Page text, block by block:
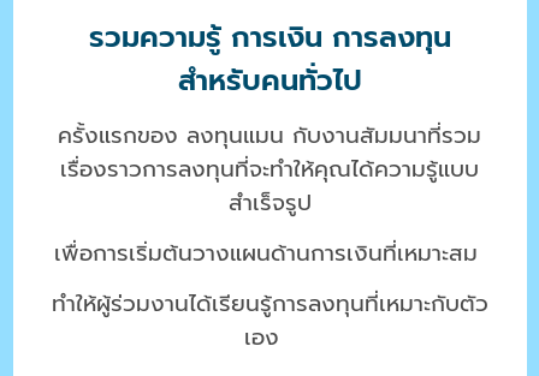
รวมความรู้ การเงิน การลงทุน
สำหรับคนทั่วไป
ครั้งแรกของ ลงทุนแมน กับงานสัมมนาที่รวม
เรื่องราวการลงทุนที่จะทำให้คุณได้ความรู้แบบ
สำเร็จรูป
เพื่อการเริ่มต้นวางแผนด้านการเงินที่เหมาะสม
ทำให้ผู้ร่วมงานได้เรียนรู้การลงทุนที่เหมาะกับตัว
เอง